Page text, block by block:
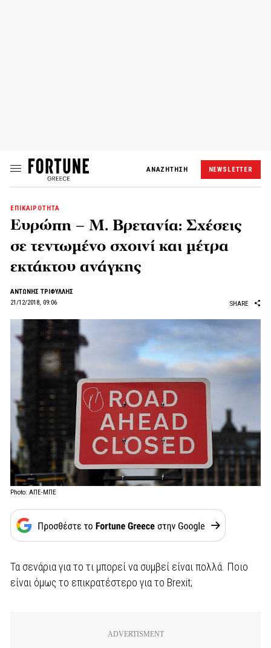
ΑΝΑΖΗΤΗΣΗ NEWSLETTER
ΕΠΙΚΑΙΡΟΤΗΤΑ
Eυρώπη – Μ. Βρετανία: Σχέσεις
σε τεντωμένο σχοινί και μέτρα
εκτάκτου ανάγκης
ΑΝΤΩΝΗΣ ΤΡΙΦΥΛΛΗΣ
21/12/2018, 09:06
SHARE
Photo: ΑΠΕ-ΜΠΕ
Τα σενάρια για το τι μπορεί να συμβεί είναι πολλά. Ποιο
είναι όμως το επικρατέστερο για το Brexit;